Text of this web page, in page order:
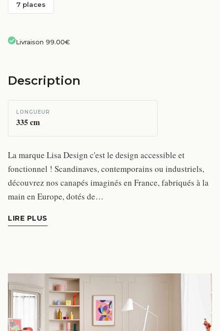
7 places
Livraison 99.00€
Description
LONGUEUR
335cm
La marque Lisa Design c'est le design accessible et
fonctionnel ! Scandinaves, contemporains ou industriels,
découvrez nos canapés imaginés en France, fabriqués à la
main en Europe, dotés de…
LIRE PLUS